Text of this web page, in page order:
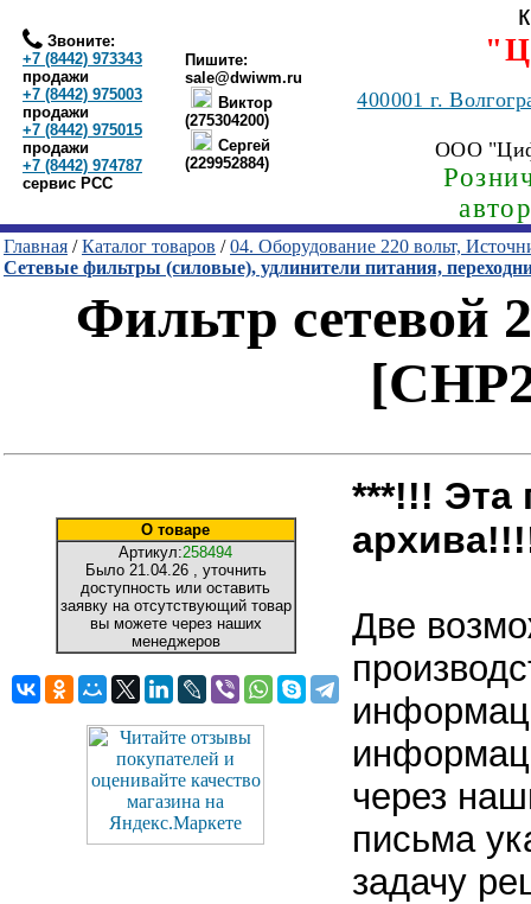
Звоните:
+7 (8442) 973343
продажи
+7 (8442) 975003
продажи
+7 (8442) 975015
продажи
+7 (8442) 974787
сервис РСС
Пишите:
sale@dwiwm.ru
Виктор
(275304200)
Сергей
(229952884)
400001г.
ООО
Главная /Каталог товаров /04. Оборудование 220 вольт,
Сетевые фильтры (силовые), удлинители питания,
Фильтр сетевой
О товаре
Артикул:258494
Было 21.04.26 , уточнить
доступность или оставить
заявку на отсутствующий товар
вы можете через наших
менеджеров
***!!! Эта
Две
через
письма
задачу